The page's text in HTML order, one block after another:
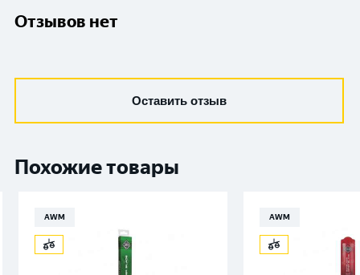
Отзывов нет
Оставить отзыв
Похожие товары
AWM AWM